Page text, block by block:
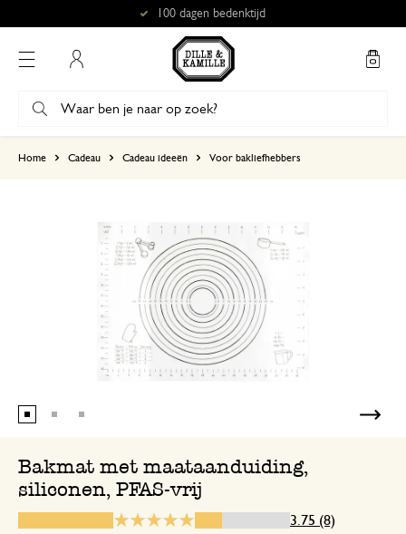
100 dagen bedenktijd
Home Cadeau Cadeau ideeën Voor bakliefhebbers
Bakmat met maataanduiding,
siliconen, PFAS-vrij
3.75 (8)
2
1
Fantastisch alternatief voor…